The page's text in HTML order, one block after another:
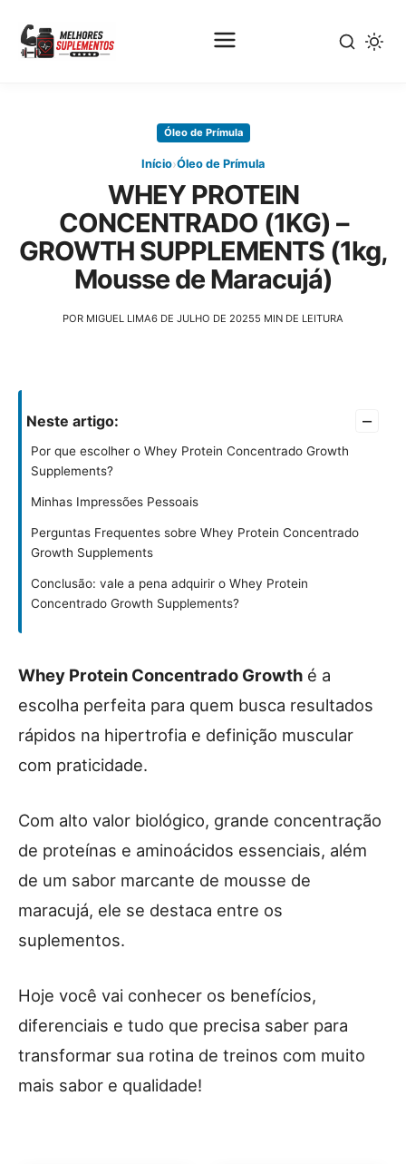
Óleo de Prímula
Início›Óleo de Prímula
WHEY PROTEIN
CONCENTRADO (1KG) –
GROWTH SUPPLEMENTS (1kg,
Mousse de Maracujá)
POR MIGUEL LIMA6 DE JULHO DE 20255 MIN DE LEITURA
Neste artigo: –
Por que escolher o Whey Protein Concentrado Growth
Supplements?
Minhas Impressões Pessoais
Perguntas Frequentes sobre Whey Protein Concentrado
Growth Supplements
Conclusão: vale a pena adquirir o Whey Protein
Concentrado Growth Supplements?
Whey Protein Concentrado Growth é a
escolha perfeita para quem busca resultados
rápidos na hipertrofia e definição muscular
com praticidade.
Com alto valor biológico, grande concentração
de proteínas e aminoácidos essenciais, além
de um sabor marcante de mousse de
maracujá, ele se destaca entre os
suplementos.
Hoje você vai conhecer os benefícios,
diferenciais e tudo que precisa saber para
transformar sua rotina de treinos com muito
mais sabor e qualidade!